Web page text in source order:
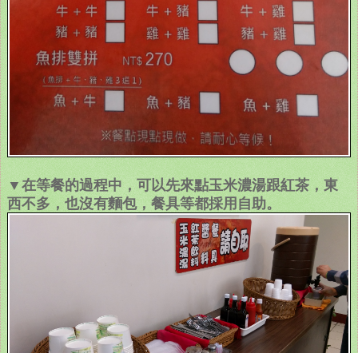
▼在等餐的過程中，可以先來點玉米濃湯跟紅茶，東
西不多，也沒有麵包，餐具等都採用自助。